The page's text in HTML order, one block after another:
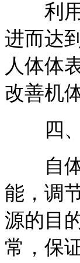
利用
进而达
人体体
改善机
四、
自体
能，调
源的目
常，保